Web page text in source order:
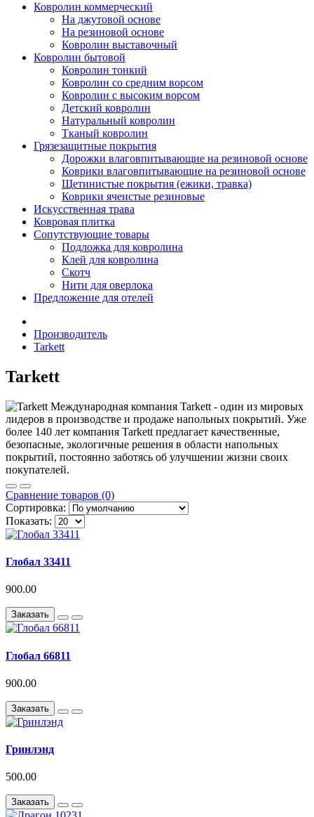
Ковролин коммерческий
На джутовой основе
На резиновой основе
Ковролин выставочный
Ковролин бытовой
Ковролин тонкий
Ковролин со средним ворсом
Ковролин с высоким ворсом
Детский ковролин
Натуральный ковролин
Тканый ковролин
Грязезащитные покрытия
Дорожки влаговпитывающие на резиновой основе
Коврики влаговпитывающие на резиновой основе
Щетинистые покрытия (ежики, травка)
Коврики ячеистые резиновые
Искусственная трава
Ковровая плитка
Сопутствующие товары
Подложка для ковролина
Клей для ковролина
Скотч
Нити для оверлока
Предложение для отелей
Производитель
Tarkett
Tarkett
Международная компания Tarkett - один из мировых
лидеров в производстве и продаже напольных покрытий. Уже
более 140 лет компания Tarkett предлагает качественные,
безопасные, экологичные решения в области напольных
покрытий, постоянно заботясь об улучшении жизни своих
покупателей.
Сравнение товаров (0)
Сортировка:
Показать:
Глобал 33411
900.00
Заказать
Глобал 66811
900.00
Заказать
Гринлэнд
500.00
Заказать